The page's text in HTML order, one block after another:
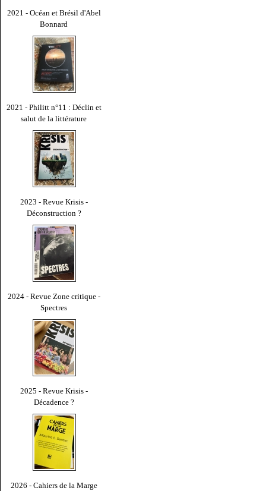
2021 - Océan et Brésil d'Abel
Bonnard
2021 - Philitt n°11 : Déclin et
salut de la littérature
2023 - Revue Krisis -
Déconstruction ?
2024 - Revue Zone critique -
Spectres
2025 - Revue Krisis -
Décadence ?
2026 - Cahiers de la Marge